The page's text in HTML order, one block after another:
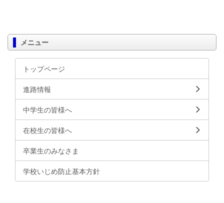
メニュー
トップページ
進路情報
中学生の皆様へ
在校生の皆様へ
卒業生のみなさま
学校いじめ防止基本方針